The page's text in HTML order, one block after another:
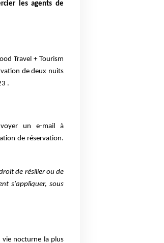
les agents de
Travel + Tourism
de deux nuits
.
un e-mail à
de réservation.
de résilier ou de
s'appliquer, sous
nocturne la plus